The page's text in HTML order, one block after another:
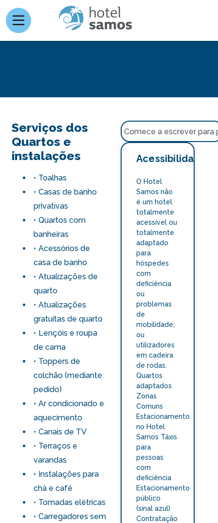
Serviços dos
Quartos e
instalações
Toalhas
Casas de banho
privativas
Quartos com
banheiras
Acessórios de
casa de banho
Atualizações de
quarto
Atualizações
gratuitas de quarto
Lençóis e roupa
de cama
Toppers de
colchão (mediante
pedido)
Ar condicionado e
aquecimento
Canais de TV
Terraços e
varandas
Instalações para
chá e café
Tomadas elétricas
Carregadores sem
Acessibilidade
O Hotel
Samos não
é um hotel
totalmente
acessível ou
totalmente
adaptado
para
hóspedes
com
deficiência
ou
problemas
de
mobilidade,
ou
utilizadores
em cadeira
de rodas.
Quartos
adaptados
Zonas
Comuns
Estacionamento
no Hotel
Samos Táxis
para
pessoas
com
deficiência
Estacionamento
público
(sinal azul)
Contratação